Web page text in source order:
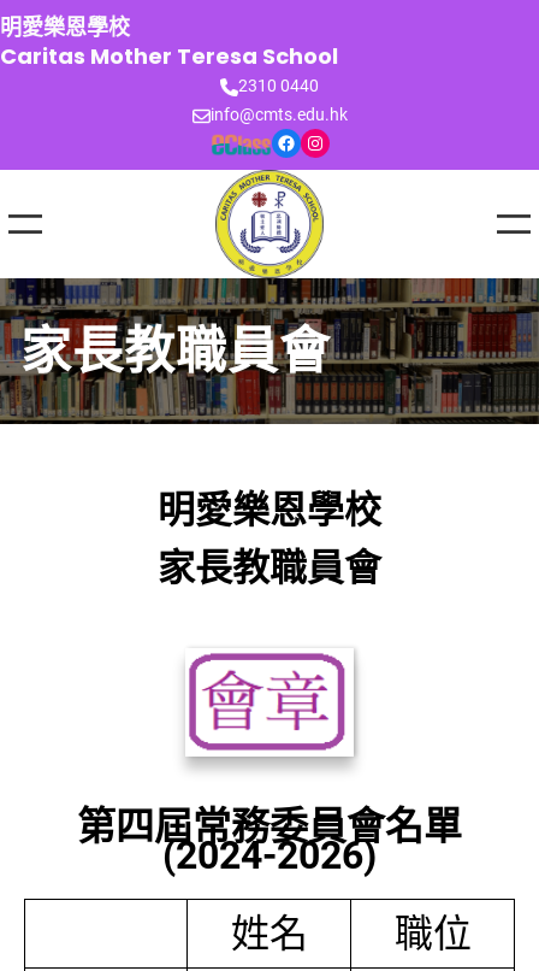
跳
至
主
明愛樂恩學校
Caritas Mother Teresa School
2310 0440
info@cmts.edu.hk
Facebook Instagram
家長教職員會
明愛樂恩學校
家長教職員會
第四屆常務委員會名單
(2024-2026)
姓名
職位